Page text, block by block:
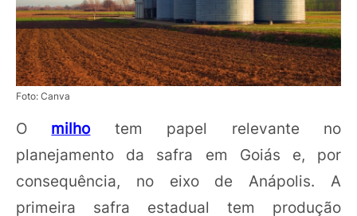
Foto: Canva
O milhotem papel relevante no
planejamento da safra em Goiás e, por
consequência, no eixo de Anápolis. A
primeira safra estadual tem produção